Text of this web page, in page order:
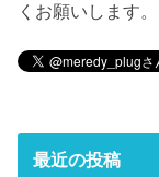
くお願いします。
最近の投稿